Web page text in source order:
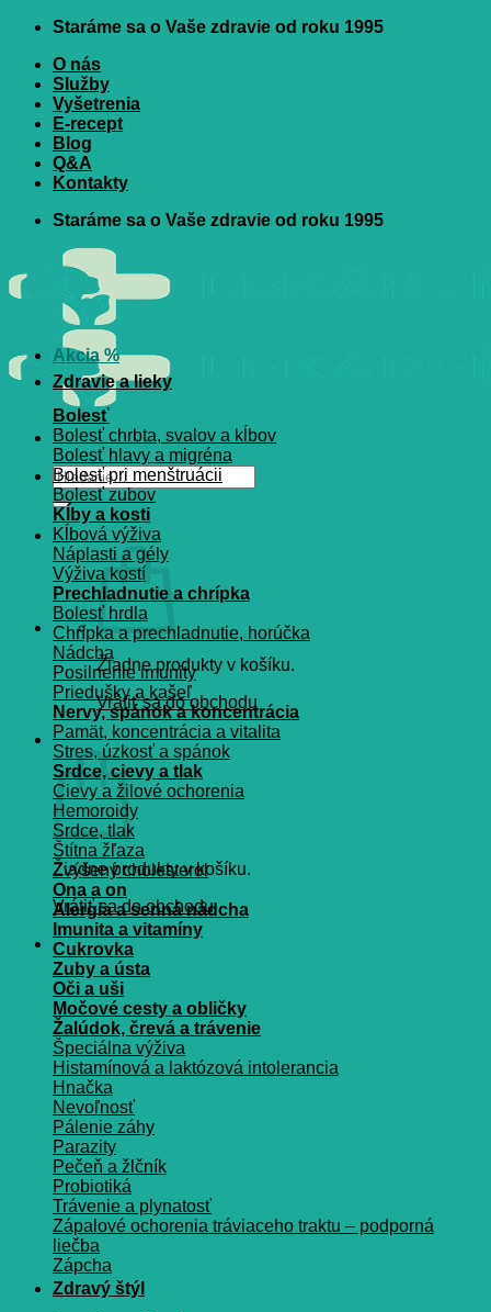
Skip
content
Staráme sa o Vaše zdravie od roku 1995
O nás
Služby
Vyšetrenia
E-recept
Blog
Q&A
Kontakty
Staráme sa o Vaše zdravie od roku 1995
Hľadať:
Žiadne produkty v košíku.
Vrátiť sa do obchodu
Košík
Žiadne produkty v košíku.
Vrátiť sa do obchodu
Akcia %
Zdravie a lieky
Bolesť
Bolesť chrbta, svalov a kĺbov
Bolesť hlavy a migréna
Bolesť pri menštruácii
Bolesť zubov
Kĺby a kosti
Kĺbová výživa
Náplasti a gély
Výživa kostí
Prechladnutie a chrípka
Bolesť hrdla
Chrípka a prechladnutie, horúčka
Nádcha
Posilnenie imunity
Priedušky a kašeľ
Nervy, spánok a koncentrácia
Pamät, koncentrácia a vitalita
Stres, úzkosť a spánok
Srdce, cievy a tlak
Cievy a žilové ochorenia
Hemoroidy
Srdce, tlak
Štítna žľaza
Zvýšený cholesterol
Ona a on
Alergia a senná nádcha
Imunita a vitamíny
Cukrovka
Zuby a ústa
Oči a uši
Močové cesty a obličky
Žalúdok, črevá a trávenie
Špeciálna výživa
Histamínová a laktózová intolerancia
Hnačka
Nevoľnosť
Pálenie záhy
Parazity
Pečeň a žlčník
Probiotiká
Trávenie a plynatosť
Zápalové ochorenia tráviaceho traktu – podporná
liečba
Zápcha
Zdravý štýl